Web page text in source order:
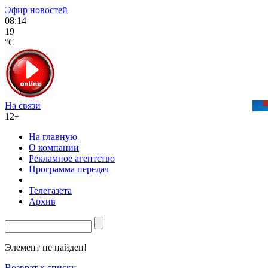
Эфир новостей
08:14
19
°C
На связи
12+
На главную
О компании
Рекламное агентство
Программа передач
Телегазета
Архив
Элемент не найден!